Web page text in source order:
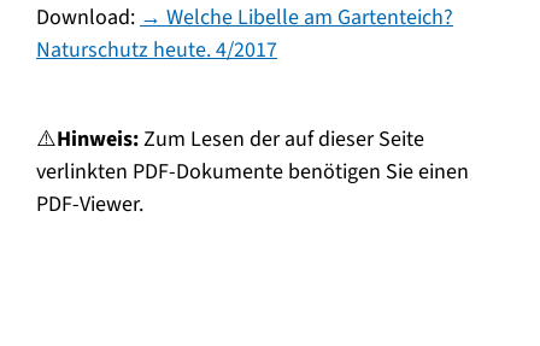
Download: → Welche Libelle am Gartenteich?
Naturschutz heute. 4/2017
⚠️Hinweis:Zum Lesen der auf dieser Seite
verlinkten PDF-Dokumente benötigen Sie einen
PDF-Viewer.